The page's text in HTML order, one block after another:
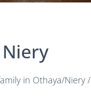
in Othaya/Niery /